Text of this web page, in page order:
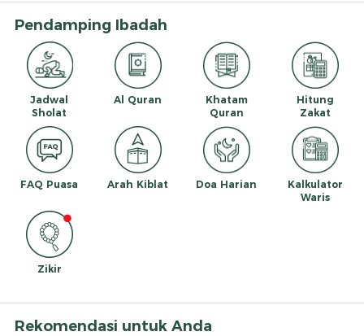
Pendamping Ibadah
Jadwal
Sholat
Al Quran
Khatam
Quran
Hitung
Zakat
FAQ Puasa Arah Kiblat Doa Harian
Kalkulator
Waris
Zikir
Rekomendasi untuk Anda